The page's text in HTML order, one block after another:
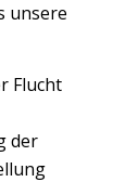
unsere
Flucht
der